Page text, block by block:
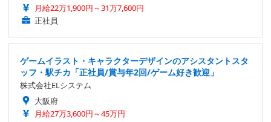
月給22万1,900円～31万7,600円
正社員
ゲームイラスト・キャラクターデザインのアシスタントスタ
ッフ・駅チカ「正社員/賞与年2回/ゲーム好き歓迎」
株式会社ELシステム
大阪府
月給27万3,600円～45万円